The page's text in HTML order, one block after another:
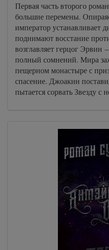
Первая часть второго
большие перемены.
император устанавливает
поднимают восстание
возглавляет герцог
полный сомнений. Мира
пещерном монастыре с
спасение. Джоакин
пытается сорвать Звезду с